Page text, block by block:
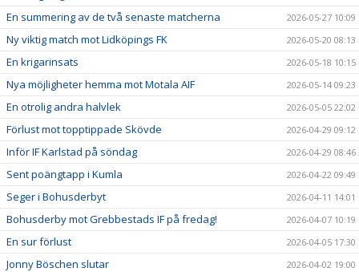
En summering av de två senaste matcherna 2026-05-27 10:09
Ny viktig match mot Lidköpings FK 2026-05-20 08:13
En krigarinsats 2026-05-18 10:15
Nya möjligheter hemma mot Motala AIF 2026-05-14 09:23
En otrolig andra halvlek 2026-05-05 22:02
Förlust mot topptippade Skövde 2026-04-29 09:12
Inför IF Karlstad på söndag 2026-04-29 08:46
Sent poängtapp i Kumla 2026-04-22 09:49
Seger i Bohusderbyt 2026-04-11 14:01
Bohusderby mot Grebbestads IF på fredag! 2026-04-07 10:19
En sur förlust 2026-04-05 17:30
Jonny Böschen slutar 2026-04-02 19:00